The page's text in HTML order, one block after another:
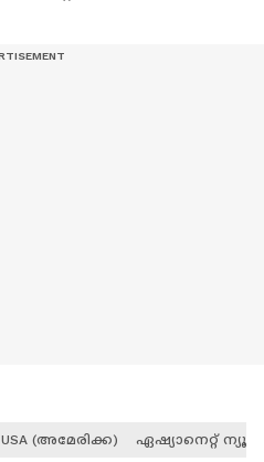
USA (അമേരിക്ക) ഏഷ്യാനെറ്റ് ന്യൂസ്